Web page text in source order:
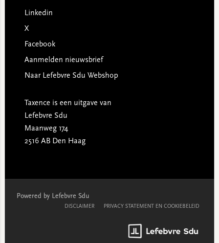
Linkedin
X
Facebook
Aanmelden nieuwsbrief
Naar Lefebvre Sdu Webshop
Taxence is een uitgave van
Lefebvre Sdu
Maanweg 174
2516 AB Den Haag
Powered by Lefebvre Sdu
DISCLAIMER PRIVACY STATEMENT EN COOKIEBELEID